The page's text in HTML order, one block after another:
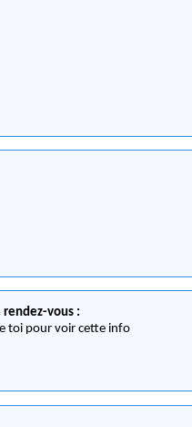
rendez-vous :
toi pour voir cette info